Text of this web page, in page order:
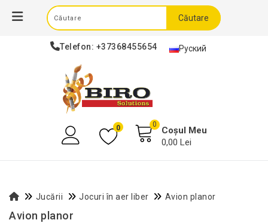
Telefon: +37368455654 Руский
Căutare
0 0
Coșul Meu
0,00 Lei
Jucării Jocuri în aer liber Avion planor
Avion planor